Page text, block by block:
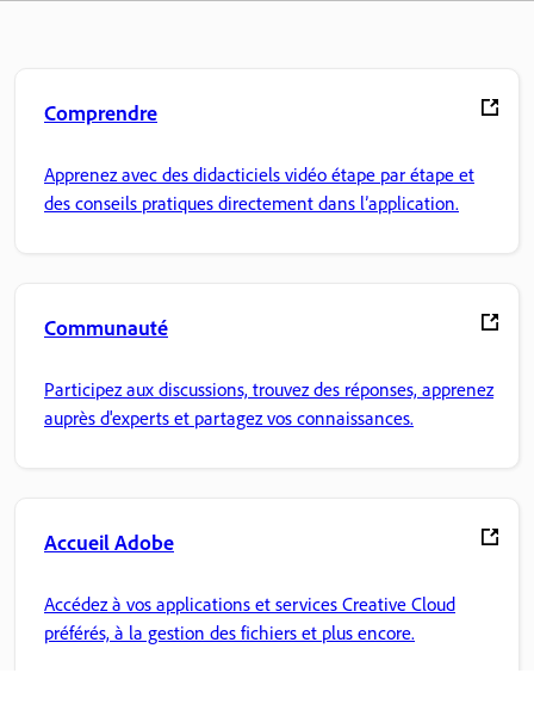
Comprendre
Apprenez avec des didacticiels vidéo étape par étape et
des conseils pratiques directement dans l’application.
Communauté
Participez aux discussions, trouvez des réponses, apprenez
auprès d'experts et partagez vos connaissances.
Accueil Adobe
Accédez à vos applications et services Creative Cloud
préférés, à la gestion des fichiers et plus encore.